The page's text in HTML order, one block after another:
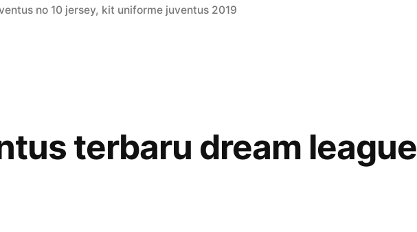
en
no 10 jersey, kit uniforme juventus 2019
terbaru dream league